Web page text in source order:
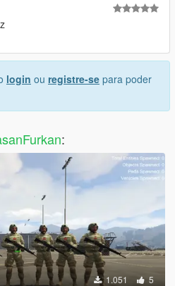
login ou registre-se para poder
:
1.051 5